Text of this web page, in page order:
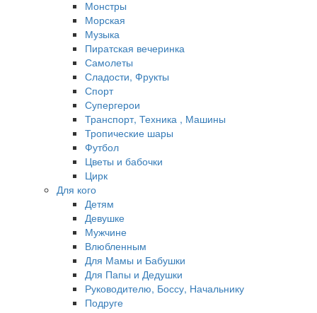
Монстры
Морская
Музыка
Пиратская вечеринка
Самолеты
Сладости, Фрукты
Спорт
Супергерои
Транспорт, Техника , Машины
Тропические шары
Футбол
Цветы и бабочки
Цирк
Для кого
Детям
Девушке
Мужчине
Влюбленным
Для Мамы и Бабушки
Для Папы и Дедушки
Руководителю, Боссу, Начальнику
Подруге